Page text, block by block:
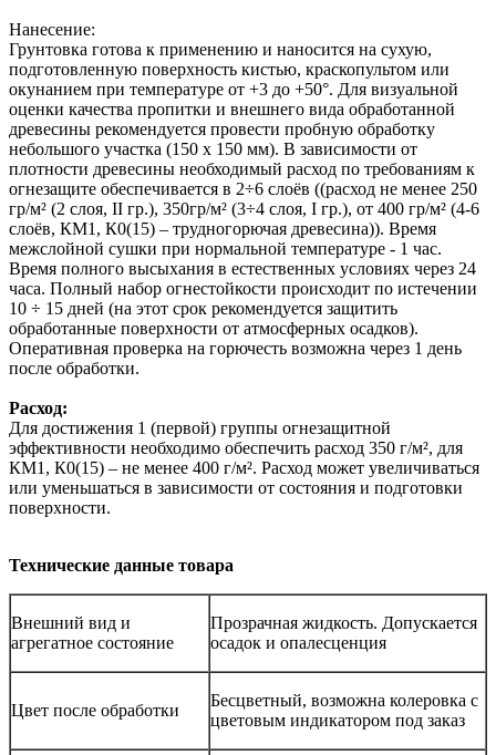
Нанесение:
Грунтовка готова к применению и наносится на сухую,
подготовленную поверхность кистью, краскопультом или
окунанием при температуре от +3 до +50°. Для визуальной
оценки качества пропитки и внешнего вида обработанной
древесины рекомендуется провести пробную обработку
небольшого участка (150 х 150 мм). В зависимости от
плотности древесины необходимый расход по требованиям к
огнезащите обеспечивается в 2÷6 слоёв ((расход не менее 250
гр/м² (2 слоя, II гр.), 350гр/м² (3÷4 слоя, I гр.), от 400 гр/м² (4-6
слоёв, КМ1, К0(15) – трудногорючая древесина)). Время
межслойной сушки при нормальной температуре - 1 час.
Время полного высыхания в естественных условиях через 24
часа. Полный набор огнестойкости происходит по истечении
10 ÷ 15 дней (на этот срок рекомендуется защитить
обработанные поверхности от атмосферных осадков).
Оперативная проверка на горючесть возможна через 1 день
после обработки.
Расход:
Для достижения 1 (первой) группы огнезащитной
эффективности необходимо обеспечить расход 350 г/м², для
КМ1, К0(15) – не менее 400 г/м². Расход может увеличиваться
или уменьшаться в зависимости от состояния и подготовки
поверхности.
Технические данные товара
Внешний вид и
агрегатное состояние
Прозрачная жидкость. Допускается
осадок и опалесценция
Цвет после обработки
Бесцветный, возможна колеровка с
цветовым индикатором под заказ